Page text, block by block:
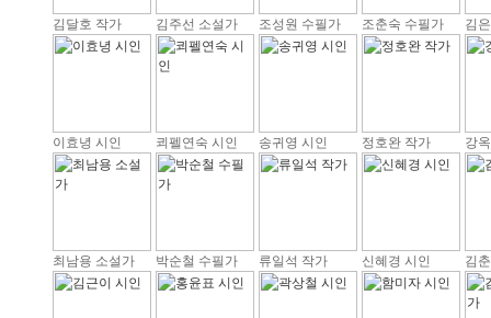
김달호 작가 김주선 소설가 조성원 수필가 조춘숙 수필가 김
이효녕 시인 쾨펠연숙 시인 송귀영 시인 정호완 작가 강
최남용 소설가 박순철 수필가 류일석 작가 신혜경 시인 김